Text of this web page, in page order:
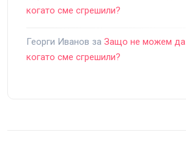
когато сме сгрешили?
Георги Иванов за Защо не можем да
когато сме сгрешили?